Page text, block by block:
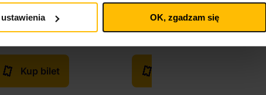
OK, zgadzam się
Kup bilet